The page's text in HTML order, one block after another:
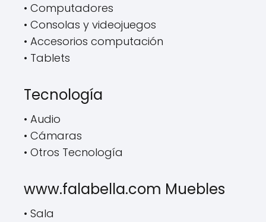
• Computadores
• Consolas y videojuegos
• Accesorios computación
• Tablets
Tecnología
• Audio
• Cámaras
• Otros Tecnología
www.falabella.com Muebles
• Sala